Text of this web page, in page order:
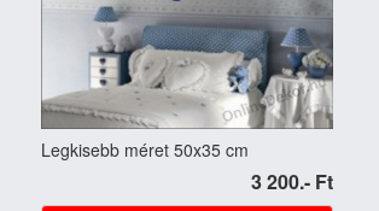
Legkisebb méret 50x35 cm
3 200.- Ft